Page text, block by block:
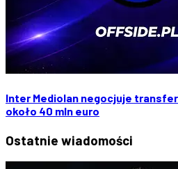
Inter Mediolan negocjuje
około 40 mln euro
Ostatnie wiadomości